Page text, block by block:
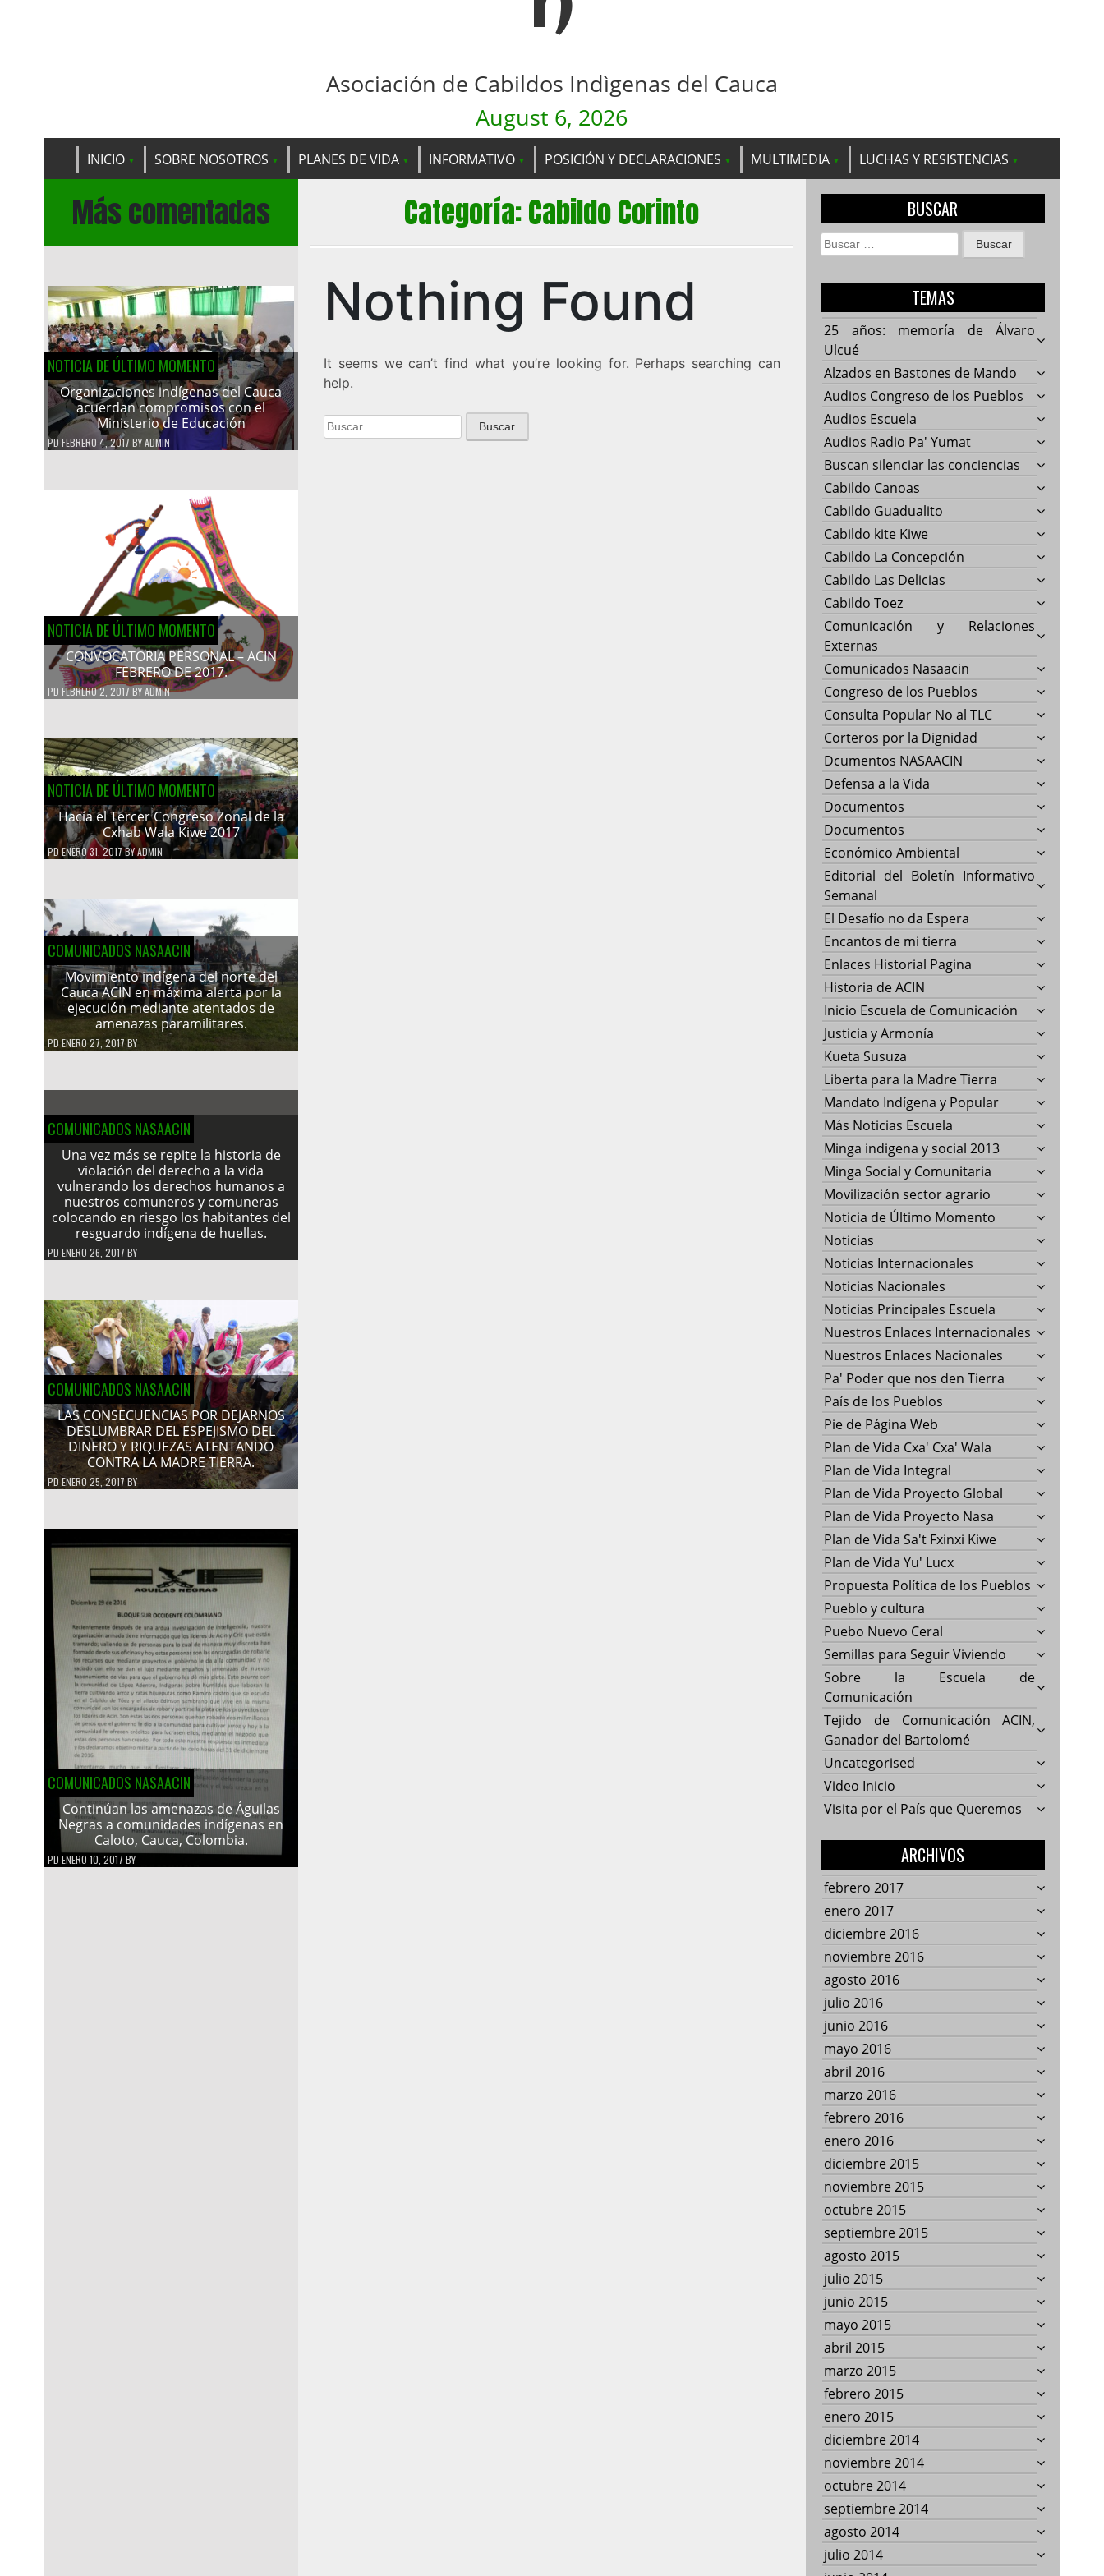
Asociación de Cabildos Indìgenas del Cauca
August 6, 2026
INICIO SOBRE NOSOTROS PLANES DE VIDA INFORMATIVO POSICIÓN Y DECLARACIONES MULTIMEDIA LUCHAS Y RESISTENCIAS
Más comentadas
NOTICIA DE ÚLTIMO MOMENTO
Organizaciones indígenas del Cauca
acuerdan compromisos con el
Ministerio de Educación
PD FEBRERO 4, 2017 BYADMIN
NOTICIA DE ÚLTIMO MOMENTO
CONVOCATORIA PERSONAL – ACIN
FEBRERO DE 2017.
PD FEBRERO 2, 2017BYADMIN
NOTICIA DE ÚLTIMO MOMENTO
Hacía el Tercer Congreso Zonal de la
Cxhab Wala Kiwe 2017
PDENERO 31, 2017BYADMIN
COMUNICADOS NASAACIN
Movimiento indígena del norte del
Cauca ACIN en máxima alerta por la
ejecución mediante atentados de
amenazas paramilitares.
PD ENERO 27, 2017 BY
COMUNICADOS NASAACIN
Una vez más se repite la historia de
violación del derecho a la vida
vulnerando los derechos humanos a
nuestros comuneros y comuneras
colocando en riesgo los habitantes del
resguardo indígena de huellas.
PD ENERO 26, 2017 BY
COMUNICADOS NASAACIN
LAS CONSECUENCIAS POR DEJARNOS
DESLUMBRAR DEL ESPEJISMO DEL
DINERO Y RIQUEZAS ATENTANDO
CONTRA LA MADRE TIERRA.
PDENERO 25, 2017 BY
COMUNICADOS NASAACIN
Continúan las amenazas de Águilas
Negras a comunidades indígenas en
Caloto, Cauca, Colombia.
PD ENERO 10, 2017 BY
Categoría:Cabildo Corinto
Nothing Found
It seems we can’t find what you’re looking for. Perhaps searching can
help.
Buscar:
BUSCAR
Buscar:
TEMAS
25 años: memoría de Álvaro
Ulcué
Alzados en Bastones de Mando
Audios Congreso de los Pueblos
Audios Escuela
Audios Radio Pa' Yumat
Buscan silenciar las conciencias
Cabildo Canoas
Cabildo Guadualito
Cabildo kite Kiwe
Cabildo La Concepción
Cabildo Las Delicias
Cabildo Toez
Comunicación y Relaciones
Externas
Comunicados Nasaacin
Congreso de los Pueblos
Consulta Popular No al TLC
Corteros por la Dignidad
Dcumentos NASAACIN
Defensa a la Vida
Documentos
Documentos
Económico Ambiental
Editorial del Boletín Informativo
Semanal
El Desafío no da Espera
Encantos de mi tierra
Enlaces Historial Pagina
Historia de ACIN
Inicio Escuela de Comunicación
Justicia y Armonía
Kueta Susuza
Liberta para la Madre Tierra
Mandato Indígena y Popular
Más Noticias Escuela
Minga indigena y social 2013
Minga Social y Comunitaria
Movilización sector agrario
Noticia de Último Momento
Noticias
Noticias Internacionales
Noticias Nacionales
Noticias Principales Escuela
Nuestros Enlaces Internacionales
Nuestros Enlaces Nacionales
Pa' Poder que nos den Tierra
País de los Pueblos
Pie de Página Web
Plan de Vida Cxa' Cxa' Wala
Plan de Vida Integral
Plan de Vida Proyecto Global
Plan de Vida Proyecto Nasa
Plan de Vida Sa't Fxinxi Kiwe
Plan de Vida Yu' Lucx
Propuesta Política de los Pueblos
Pueblo y cultura
Puebo Nuevo Ceral
Semillas para Seguir Viviendo
Sobre la Escuela de
Comunicación
Tejido de Comunicación ACIN,
Ganador del Bartolomé
Uncategorised
Video Inicio
Visita por el País que Queremos
ARCHIVOS
febrero 2017
enero 2017
diciembre 2016
noviembre 2016
agosto 2016
julio 2016
junio 2016
mayo 2016
abril 2016
marzo 2016
febrero 2016
enero 2016
diciembre 2015
noviembre 2015
octubre 2015
septiembre 2015
agosto 2015
julio 2015
junio 2015
mayo 2015
abril 2015
marzo 2015
febrero 2015
enero 2015
diciembre 2014
noviembre 2014
octubre 2014
septiembre 2014
agosto 2014
julio 2014